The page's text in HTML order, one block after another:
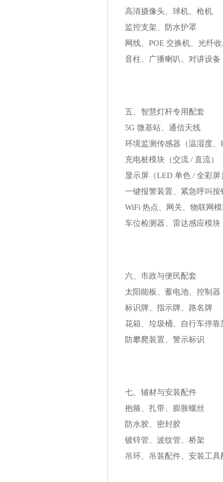
高清摄像头、球机、枪机
监控支架、防水护罩
网线、POE 交换机、光纤
音柱、广播喇叭、对讲设备
五、智慧灯杆专用配套
5G 微基站、通信天线
环境监测传感器（温湿度、
充电桩模块（交流 / 直流）
显示屏（LED 单色 / 全彩屏
一键报警装置、紧急呼叫按
WiFi 热点、网关、物联网
车位检测器、雷达感应模块
六、市政与便民配套
太阳能板、蓄电池、控制
标识牌、指示牌、路名牌
花箱、垃圾桶、自行车停靠
防攀爬装置、警示标识
七、辅材与安装配件
抱箍、扎带、膨胀螺丝
防水胶、密封胶
镀锌管、波纹管、桥架
吊环、吊装配件、安装工具